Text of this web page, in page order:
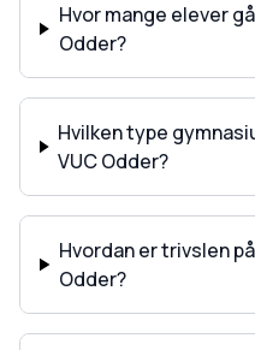
Hvor mange elever
Odder?
Hvilken type
VUC Odder?
Hvordan er trivslen
Odder?